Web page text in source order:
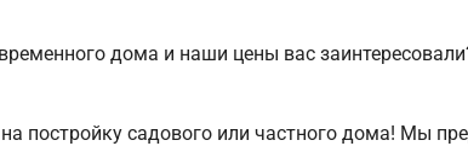
дома и наши цены вас
постройку садового или частного дома! Мы